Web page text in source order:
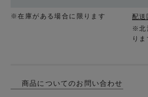
※在庫がある場合に限ります
配送
※北
りま
商品についてのお問い合わせ